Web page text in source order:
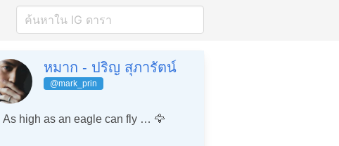
หมาก - ปริญ สุภารัตน์
@mark_prin
As high as an eagle can fly … 🦅